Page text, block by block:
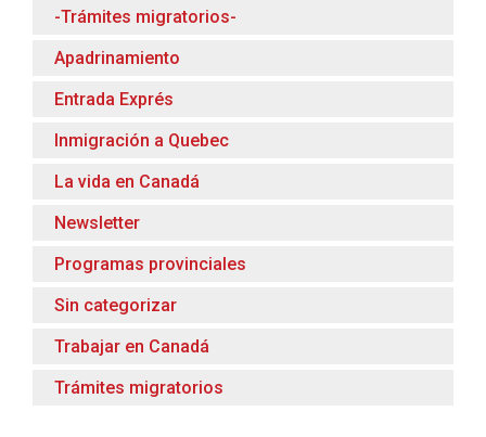
-Trámites migratorios-
Apadrinamiento
Entrada Exprés
Inmigración a Quebec
La vida en Canadá
Newsletter
Programas provinciales
Sin categorizar
Trabajar en Canadá
Trámites migratorios